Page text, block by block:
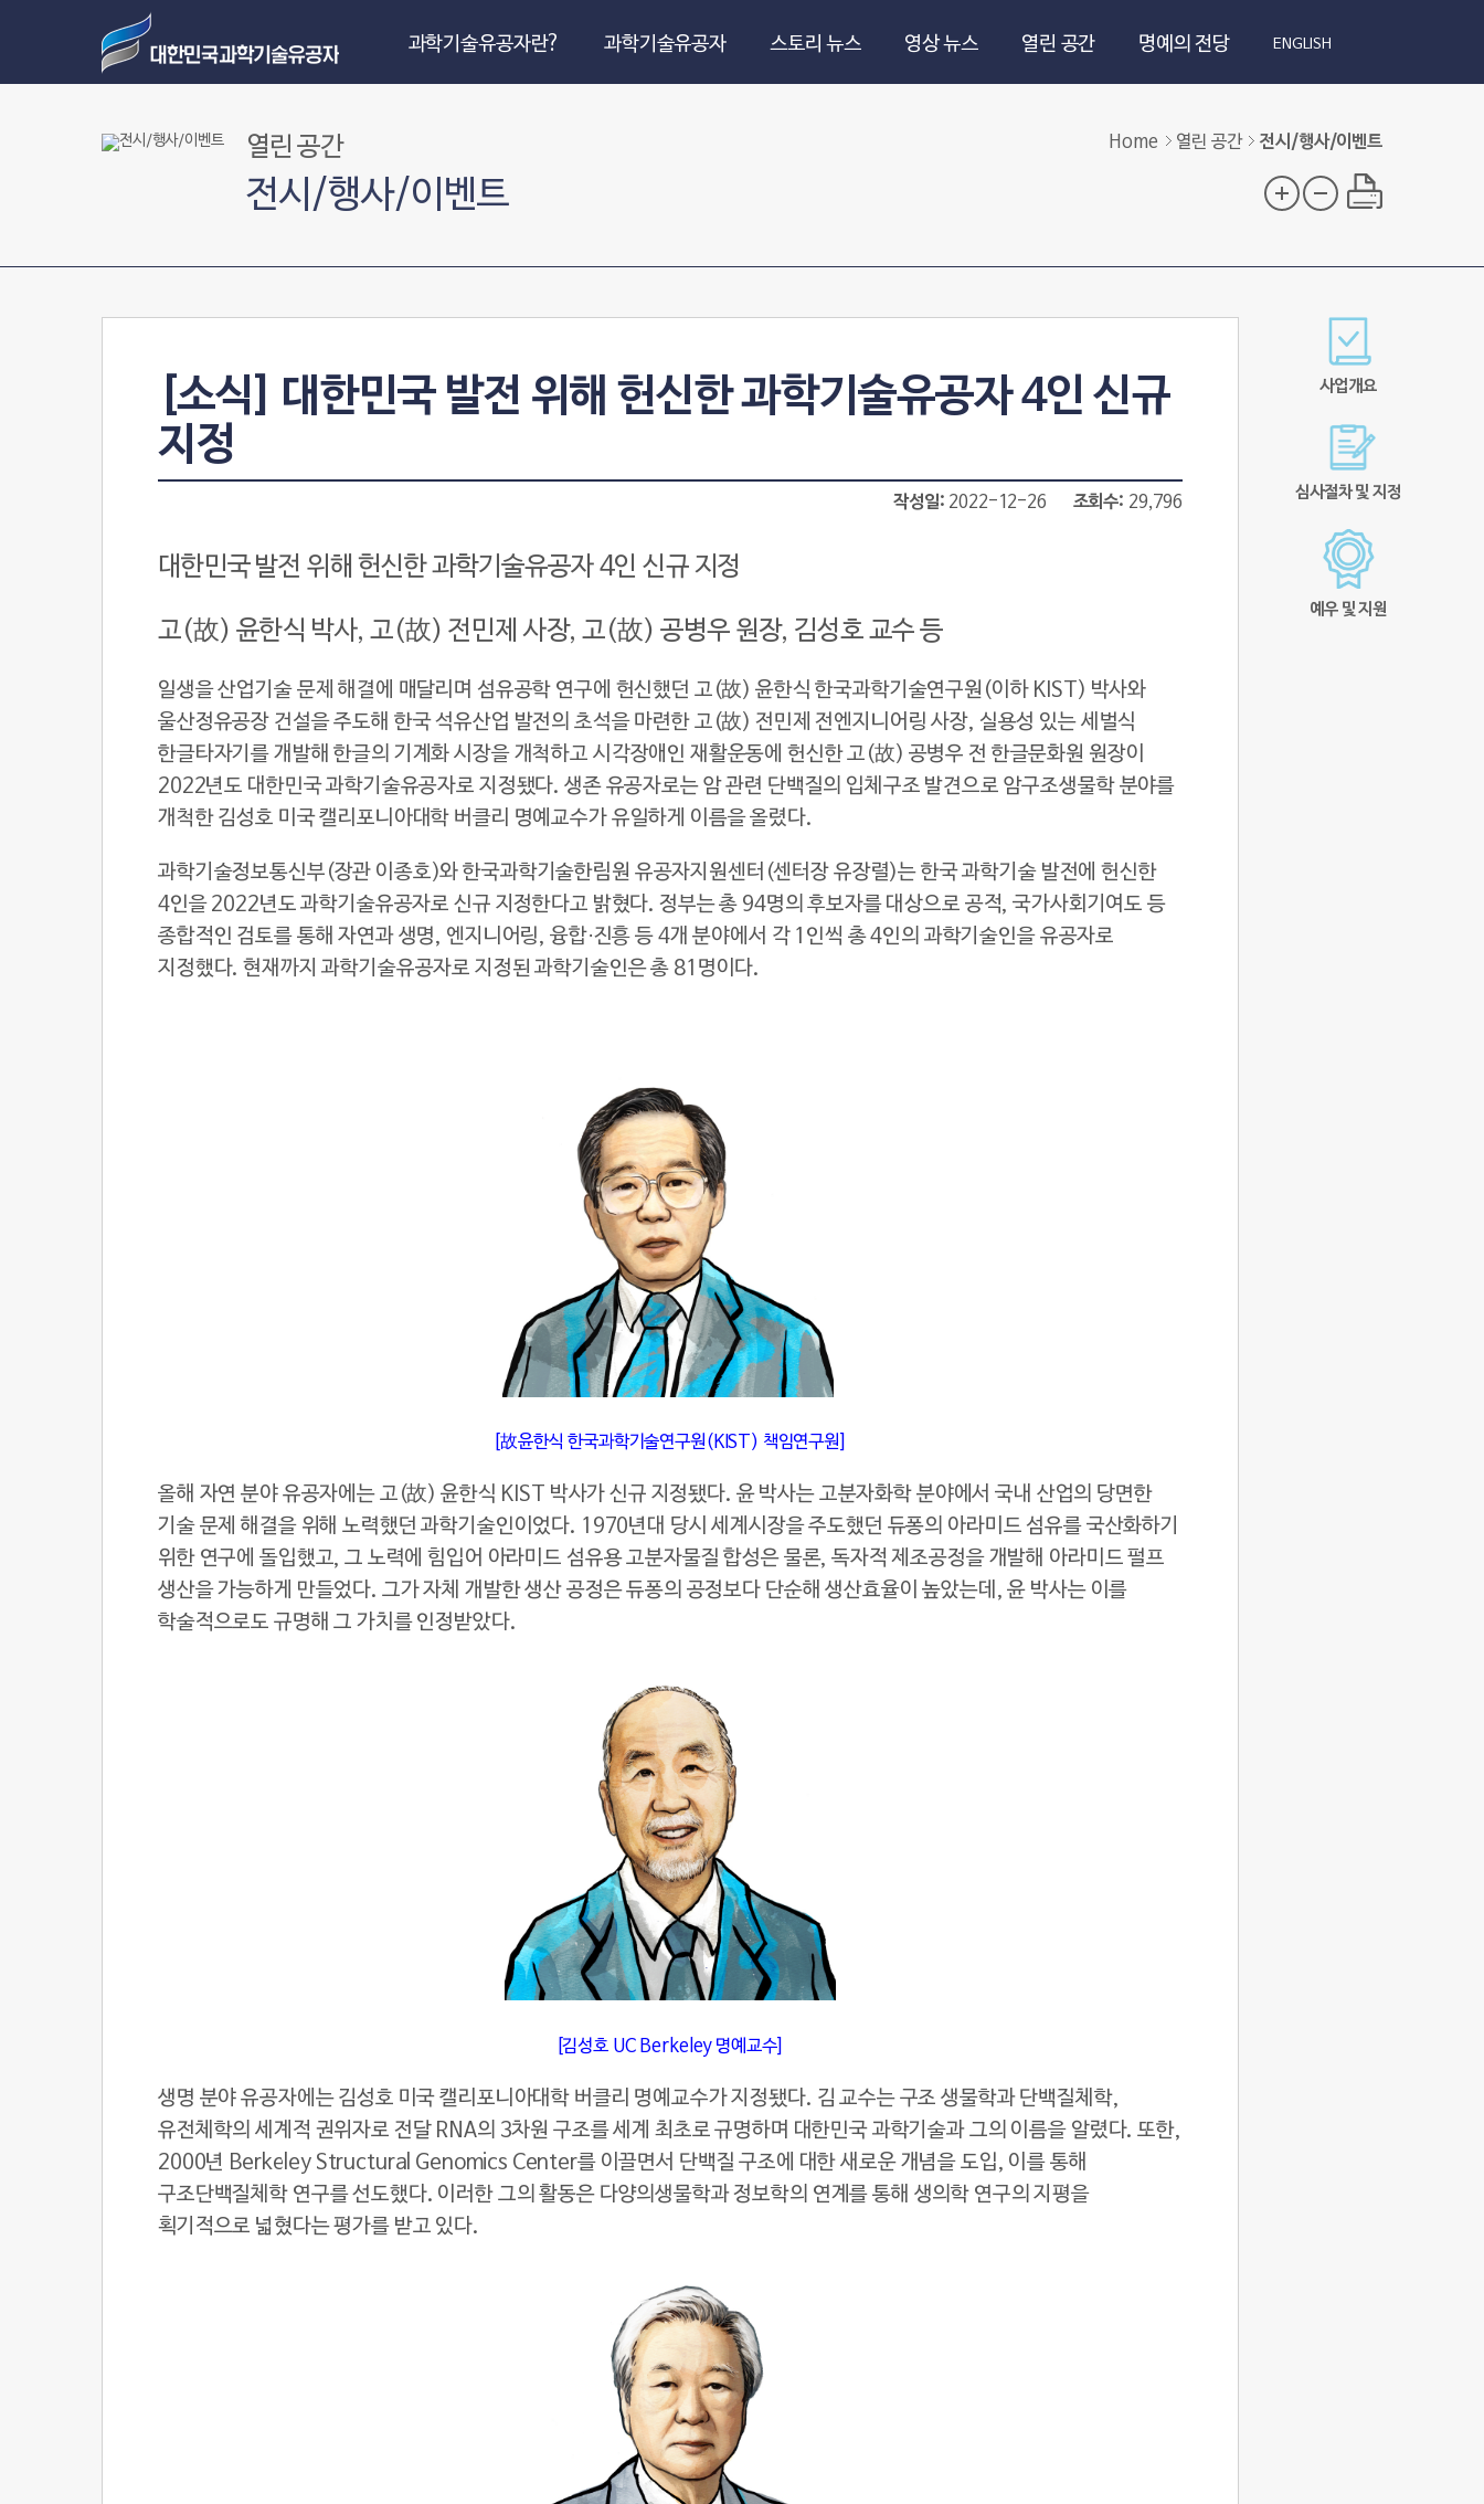
과학기술유공자란? 과학기술유공자 스토리 뉴스 영상 뉴스 열린 공간 명예의 전당 ENGLISH
Home 열린 공간 전시/행사/이벤트
열린 공간
전시/행사/이벤트
[소식] 대한민국 발전 위해 헌신한 과학기술유공자 4인 신규
지정
작성일 2022-12-26 조회수 29,796
대한민국 발전 위해 헌신한 과학기술유공자 4인 신규 지정
고(故) 윤한식 박사, 고(故) 전민제 사장, 고(故) 공병우 원장, 김성호 교수 등
일생을 산업기술 문제 해결에 매달리며 섬유공학 연구에 헌신했던 고(故) 윤한식 한국과학기술연구원(이하 KIST) 박사와
울산정유공장 건설을 주도해 한국 석유산업 발전의 초석을 마련한 고(故) 전민제 전엔지니어링 사장, 실용성 있는 세벌식
한글타자기를 개발해 한글의 기계화 시장을 개척하고 시각장애인 재활운동에 헌신한 고(故) 공병우 전 한글문화원 원장이
2022년도 대한민국 과학기술유공자로 지정됐다. 생존 유공자로는 암 관련 단백질의 입체구조 발견으로 암구조생물학 분야를
개척한 김성호 미국 캘리포니아대학 버클리 명예교수가 유일하게 이름을 올렸다.
과학기술정보통신부(장관 이종호)와 한국과학기술한림원 유공자지원센터(센터장 유장렬)는 한국 과학기술 발전에 헌신한
4인을 2022년도 과학기술유공자로 신규 지정한다고 밝혔다. 정부는 총 94명의 후보자를 대상으로 공적, 국가사회기여도 등
종합적인 검토를 통해 자연과 생명, 엔지니어링, 융합·진흥 등 4개 분야에서 각 1인씩 총 4인의 과학기술인을 유공자로
지정했다. 현재까지 과학기술유공자로 지정된 과학기술인은 총 81명이다.
[故윤한식 한국과학기술연구원(KIST) 책임연구원]
올해 자연 분야 유공자에는 고(故) 윤한식 KIST 박사가 신규 지정됐다. 윤 박사는 고분자화학 분야에서 국내 산업의 당면한
기술 문제 해결을 위해 노력했던 과학기술인이었다. 1970년대 당시 세계시장을 주도했던 듀퐁의 아라미드 섬유를 국산화하기
위한 연구에 돌입했고, 그 노력에 힘입어 아라미드 섬유용 고분자물질 합성은 물론, 독자적 제조공정을 개발해 아라미드 펄프
생산을 가능하게 만들었다. 그가 자체 개발한 생산 공정은 듀퐁의 공정보다 단순해 생산효율이 높았는데, 윤 박사는 이를
학술적으로도 규명해 그 가치를 인정받았다.
[김성호 UC Berkeley 명예교수]
생명 분야 유공자에는 김성호 미국 캘리포니아대학 버클리 명예교수가 지정됐다. 김 교수는 구조 생물학과 단백질체학,
유전체학의 세계적 권위자로 전달 RNA의 3차원 구조를 세계 최초로 규명하며 대한민국 과학기술과 그의 이름을 알렸다. 또한,
2000년 Berkeley Structural Genomics Center를 이끌면서 단백질 구조에 대한 새로운 개념을 도입, 이를 통해
구조단백질체학 연구를 선도했다. 이러한 그의 활동은 다양의생물학과 정보학의 연계를 통해 생의학 연구의 지평을
획기적으로 넓혔다는 평가를 받고 있다.
사업개요
심사절차 및 지정
예우 및 지원